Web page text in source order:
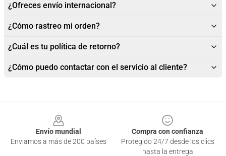
¿Ofreces envío internacional?
¿Cómo rastreo mi orden?
¿Cuál es tu política de retorno?
¿Cómo puedo contactar con el servicio al cliente?
Envío mundial
Enviamos a más de 200 países
Compra con confianza
Protegido 24/7 desde los clics
hasta la entrega